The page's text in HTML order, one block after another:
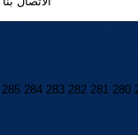
280
281
282
283
284
285